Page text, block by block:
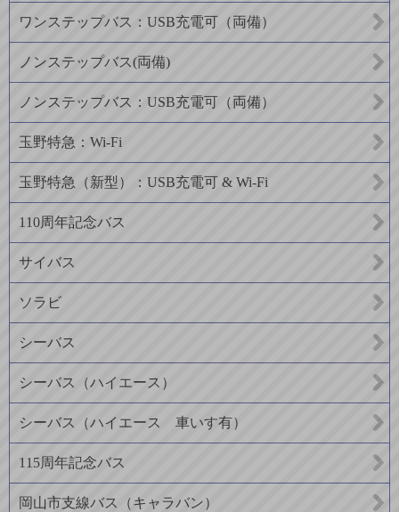
ワンステップバス：USB充電可（両備）
ノンステップバス(両備)
ノンステップバス：USB充電可（両備）
玉野特急：Wi-Fi
玉野特急（新型）：USB充電可 & Wi-Fi
110周年記念バス
サイバス
ソラビ
シーバス
シーバス（ハイエース）
シーバス（ハイエース 車いす有）
115周年記念バス
岡山市支線バス（キャラバン）